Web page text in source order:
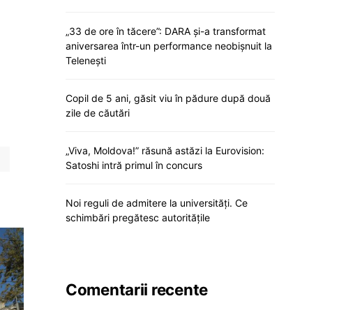
„33 de ore în tăcere”: DARA și-a transformat
aniversarea într-un performance neobișnuit la
Telenești
Copil de 5 ani, găsit viu în pădure după două
zile de căutări
„Viva, Moldova!” răsună astăzi la Eurovision:
Satoshi intră primul în concurs
Noi reguli de admitere la universități. Ce
schimbări pregătesc autoritățile
Comentarii recente